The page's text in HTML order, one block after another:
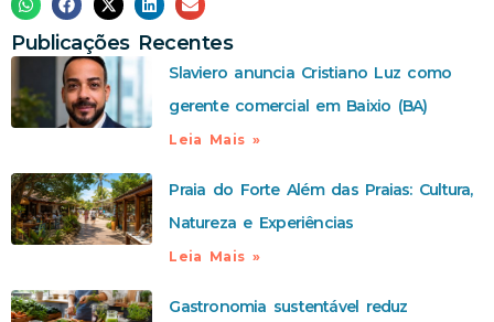
Publicações Recentes
Slaviero anuncia Cristiano Luz como
gerente comercial em Baixio (BA)
Leia Mais »
Praia do Forte Além das Praias: Cultura,
Natureza e Experiências
Leia Mais »
Gastronomia sustentável reduz